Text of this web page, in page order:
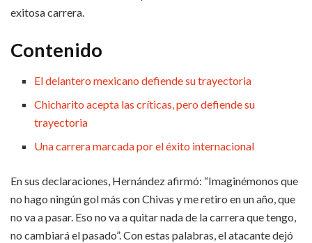
exitosa carrera.
Contenido
El delantero mexicano defiende su trayectoria
Chicharito acepta las críticas, pero defiende su
trayectoria
Una carrera marcada por el éxito internacional
En sus declaraciones, Hernández afirmó: “Imaginémonos que
no hago ningún gol más con Chivas y me retiro en un año, que
no va a pasar. Eso no va a quitar nada de la carrera que tengo,
no cambiará el pasado”. Con estas palabras, el atacante dejó